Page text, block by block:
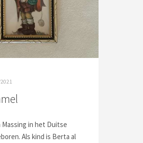
Massing in het Duitse
Als kind is Berta al